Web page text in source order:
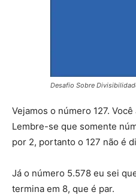
Desafio Sobre
Vejamos o número 127.
Lembre-se que somente
por 2, portanto o 127 não é
Já o número 5.578 eu sei
termina em 8, que é par.